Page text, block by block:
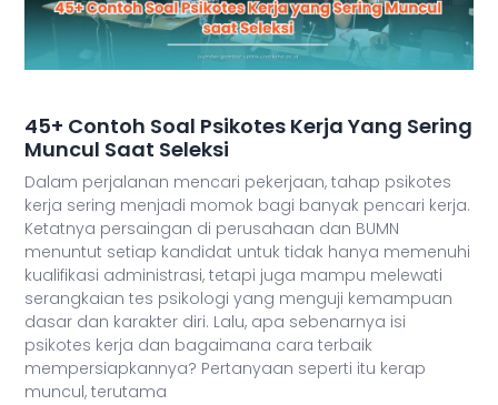
45+ Contoh Soal Psikotes Kerja Yang Sering
Muncul Saat Seleksi
Dalam perjalanan mencari pekerjaan, tahap psikotes
kerja sering menjadi momok bagi banyak pencari kerja.
Ketatnya persaingan di perusahaan dan BUMN
menuntut setiap kandidat untuk tidak hanya memenuhi
kualifikasi administrasi, tetapi juga mampu melewati
serangkaian tes psikologi yang menguji kemampuan
dasar dan karakter diri. Lalu, apa sebenarnya isi
psikotes kerja dan bagaimana cara terbaik
mempersiapkannya? Pertanyaan seperti itu kerap
muncul, terutama